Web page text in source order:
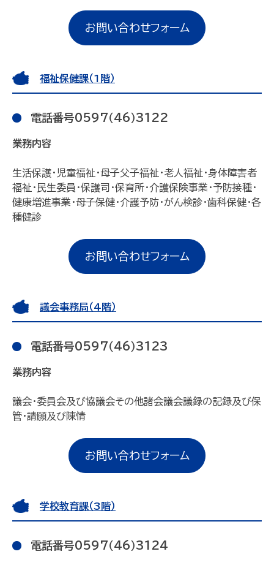
お問い合わせフォーム
福祉保健課（1階）
電話番号0597（46）3122
業務内容
生活保護・児童福祉・母子父子福祉・老人福祉・身体障害者
福祉・民生委員・保護司・保育所・介護保険事業・予防接種・
健康増進事業・母子保健・介護予防・がん検診・歯科保健・各
種健診
お問い合わせフォーム
議会事務局（4階）
電話番号0597（46）3123
業務内容
議会・委員会及び協議会その他諸会議会議録の記録及び保
管・請願及び陳情
お問い合わせフォーム
学校教育課（3階）
電話番号0597（46）3124